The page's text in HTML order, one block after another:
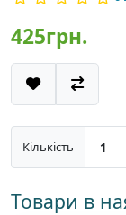
425грн.
Кількість
Товари в